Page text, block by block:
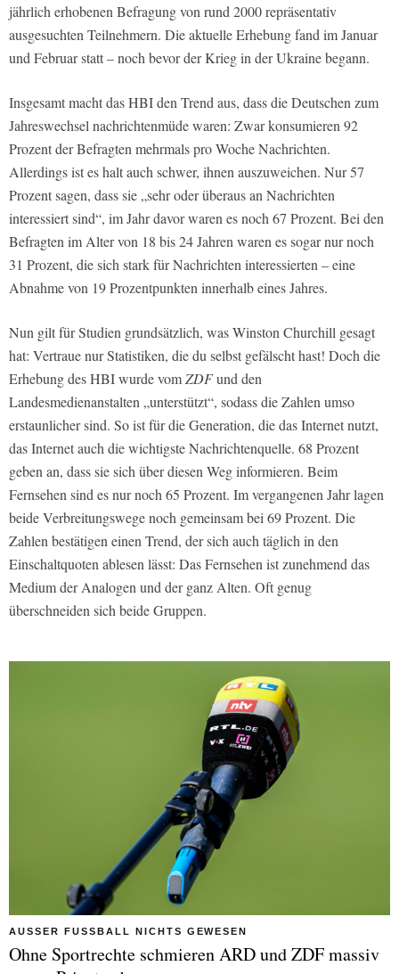
jährlich erhobenen Befragung von rund 2000 repräsentativ
ausgesuchten Teilnehmern. Die aktuelle Erhebung fand im Januar
und Februar statt – noch bevor der Krieg in der Ukraine begann.
Insgesamt macht das HBI den Trend aus, dass die Deutschen zum
Jahreswechsel nachrichtenmüde waren: Zwar konsumieren 92
Prozent der Befragten mehrmals pro Woche Nachrichten.
Allerdings ist es halt auch schwer, ihnen auszuweichen. Nur 57
Prozent sagen, dass sie „sehr oder überaus an Nachrichten
interessiert sind“, im Jahr davor waren es noch 67 Prozent. Bei den
Befragten im Alter von 18 bis 24 Jahren waren es sogar nur noch
31 Prozent, die sich stark für Nachrichten interessierten – eine
Abnahme von 19 Prozentpunkten innerhalb eines Jahres.
Nun gilt für Studien grundsätzlich, was Winston Churchill gesagt
hat: Vertraue nur Statistiken, die du selbst gefälscht hast! Doch die
Erhebung des HBI wurde vomZDFund den
Landesmedienanstalten „unterstützt“, sodass die Zahlen umso
erstaunlicher sind. So ist für die Generation, die das Internet nutzt,
das Internet auch die wichtigste Nachrichtenquelle. 68 Prozent
geben an, dass sie sich über diesen Weg informieren. Beim
Fernsehen sind es nur noch 65 Prozent. Im vergangenen Jahr lagen
beide Verbreitungswege noch gemeinsam bei 69 Prozent. Die
Zahlen bestätigen einen Trend, der sich auch täglich in den
Einschaltquoten ablesen lässt: Das Fernsehen ist zunehmend das
Medium der Analogen und der ganz Alten. Oft genug
überschneiden sich beide Gruppen.
AUSSER FUSSBALL NICHTS GEWESEN
Ohne Sportrechte schmieren ARD und ZDF massiv